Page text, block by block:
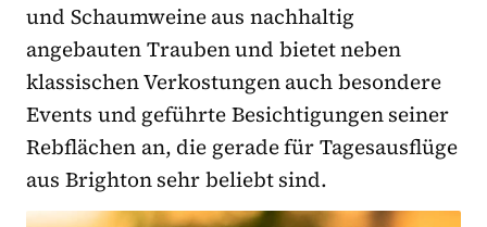
und Schaumweine aus nachhaltig
angebauten Trauben und bietet neben
klassischen Verkostungen auch besondere
Events und geführte Besichtigungen seiner
Rebflächen an, die gerade für Tagesausflüge
aus Brighton sehr beliebt sind.